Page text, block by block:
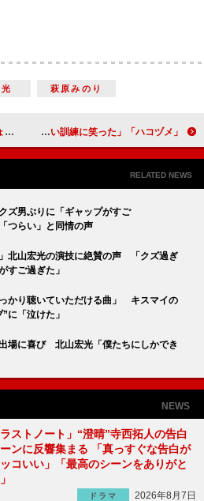
萩原みのり
「ハコヅメ」戸田恵梨香＆永野芽郁らの“道着姿”に反響 「りりしい姿での弱々しい訓練に笑った」
RELATED NEWS
ズ男ぶりに「ギャップがすご
つらい」と同情の声
」北山宏光の演技に絶賛の声 「クズ過ぎ
すご過ぎた」
かり聴いていただける曲」 キスマイの
に「泣けた」
場に喜び 北山宏光「僕たちにしかでき
NEWS
ラストノート」“澄晴”寺西拓人の告白
ンに反響集まる 「真っすぐな告白が
コいい」「最高のシーンをありがと
ドラマ 2026年8月7日